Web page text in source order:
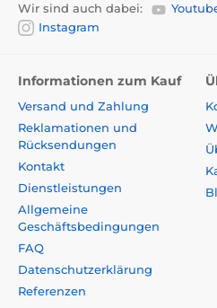
Wir sind auch dabei:
Instagram
Informationen zum Kauf
Versand und Zahlung
Reklamationen und
Rücksendungen
Kontakt
Dienstleistungen
Allgemeine
Geschäftsbedingungen
FAQ
Datenschutzerklärung
Referenzen